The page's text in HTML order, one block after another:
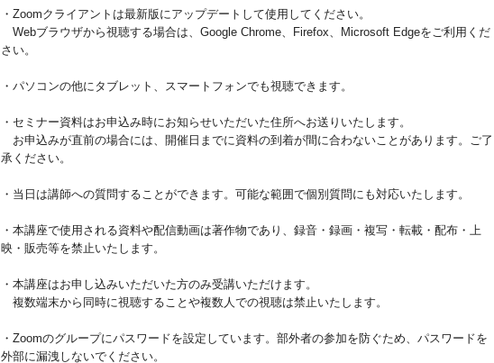
・Zoomクライアントは最新版にアップデートして使用してください。
Webブラウザから視聴する場合は、Google Chrome、Firefox、Microsoft Edgeをご利用くだ
さい。
・パソコンの他にタブレット、スマートフォンでも視聴できます。
・セミナー資料はお申込み時にお知らせいただいた住所へお送りいたします。
お申込みが直前の場合には、開催日までに資料の到着が間に合わないことがあります。ご了
承ください。
・当日は講師への質問することができます。可能な範囲で個別質問にも対応いたします。
・本講座で使用される資料や配信動画は著作物であり、録音・録画・複写・転載・配布・上
映・販売等を禁止いたします。
・本講座はお申し込みいただいた方のみ受講いただけます。
複数端末から同時に視聴することや複数人での視聴は禁止いたします。
・Zoomのグループにパスワードを設定しています。部外者の参加を防ぐため、パスワードを
外部に漏洩しないでください。